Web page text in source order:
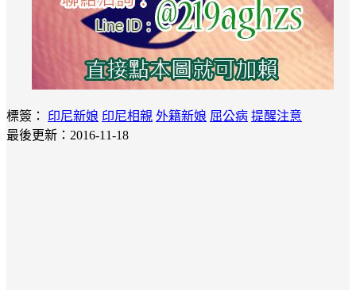
標簽： 印尼新娘 印尼相親 外籍新娘 屈公病 提醒注意
最後更新：2016-11-18